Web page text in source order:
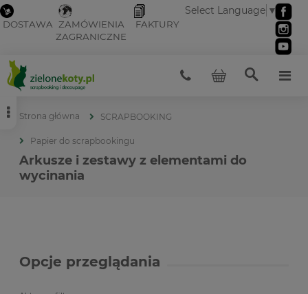
DOSTAWA ZAMÓWIENIA
ZAGRANICZNE
FAKTURY
Select Language ▼
Strona główna SCRAPBOOKING
Papier do scrapbookingu
Arkusze i zestawy z elementami do
wycinania
Opcje przeglądania